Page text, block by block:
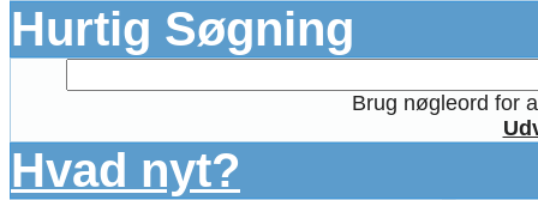
Hurtig Søgning
Brug nøgleord for
Hvad nyt?